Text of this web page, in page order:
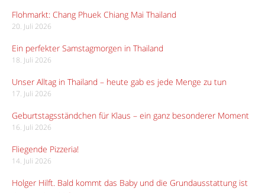
Flohmarkt: Chang Phuek Chiang Mai Thailand
20. Juli 2026
Ein perfekter Samstagmorgen in Thailand
18. Juli 2026
Unser Alltag in Thailand – heute gab es jede Menge zu tun
17. Juli 2026
Geburtstagsständchen für Klaus – ein ganz besonderer Moment
16. Juli 2026
Fliegende Pizzeria!
14. Juli 2026
Holger Hilft. Bald kommt das Baby und die Grundausstattung ist